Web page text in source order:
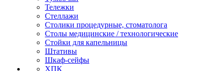
Тележки
Стеллажи
Столики процедурные, стоматолога
Столы медицинские / технологические
Стойки для капельницы
Штативы
Шкаф-сейфы
ХПК